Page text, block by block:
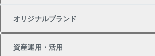
オリジナルブランド
資産運用・活用